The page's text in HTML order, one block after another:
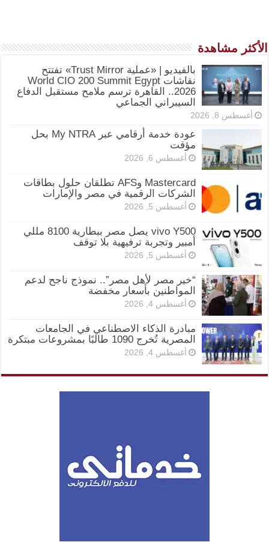
الأكثر مشاهدة
بالفيديو | «عملية Trust Mirror» تفتتح
نقاشات World CIO 200 Summit Egypt
2026.. القاهرة ترسم ملامح مستقبل الدفاع
السيبراني الجماعي
أغسطس 8, 2026
عودة خدمة أرقامي عبر My NTRA بحل
مؤقت
أغسطس 6, 2026
Mastercard وAFS تطلقان حلول بطاقات
الشركات الرقمية في مصر والإمارات
أغسطس 5, 2026
vivo Y500 يصل مصر ببطارية 8100 مللي
أمبير وتجربة ترفيهية بلا توقف
أغسطس 5, 2026
“خير مصر لأهل مصر”.. نموذج ناجح لدعم
المواطنين بأسعار مخفضة
أغسطس 4, 2026
مبادرة الذكاء الاصطناعي في الجامعات
المصرية تُخرج 1090 طالبًا بمشروعات مبتكرة
أغسطس 4, 2026